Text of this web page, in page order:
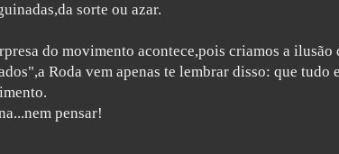
sorte ou azar.
do movimento acontece,pois criamos a ilusão
Roda vem apenas te lembrar disso: que tudo
pensar!